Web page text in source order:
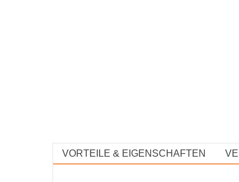
VORTEILE & EIGENSCHAFTEN